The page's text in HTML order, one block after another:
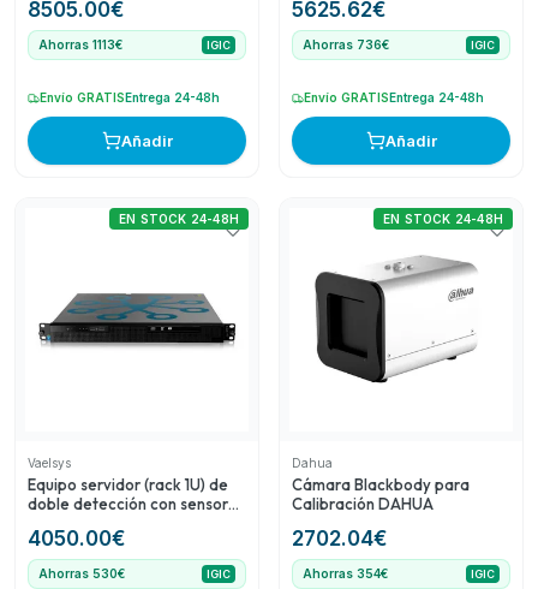
de conteo (data feed)
ampliable a 200
8505.00€
Ahorras 1113€ IGIC
Envío GRATISEntrega 24-48h
Añadir
5625.62€
Ahorras 736€ IGIC
Envío GRATISEntrega 24-48h
Añadir
Vaelsys
Equipo servidor (rack 1U) de
doble detección con sensores
4050.00€
EN STOCK 24-48H
Ahorras 530€ IGIC
Dahua
Cámara Blackbody para
Calibración DAHUA
2702.04€
EN STOCK 24-48H
Ahorras 354€ IGIC